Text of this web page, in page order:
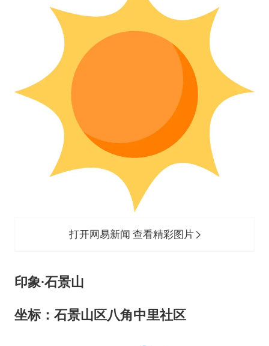
打开网易新闻 查看精彩图片
印象·石景山
坐标： 石景山区八角中里社区